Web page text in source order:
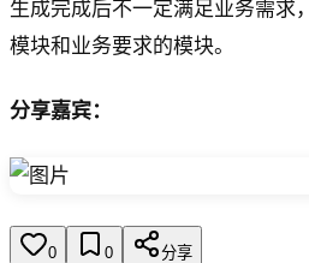
生成完成后不一定满足业务需求
模块和业务要求的模块。
分享嘉宾：
0 0 分享